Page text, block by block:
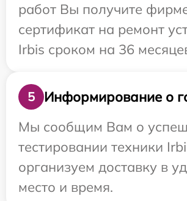
работ Вы получите
сертификат на ремонт
Irbis сроком на 36
5
Информирование о
Мы сообщим Вам о
тестировании техники
организуем доставку в
место и время.